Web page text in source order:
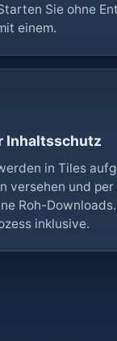
Sie ohne
einem.
Inhaltsschutz
in Tiles
versehen und
Roh-
inklusive.